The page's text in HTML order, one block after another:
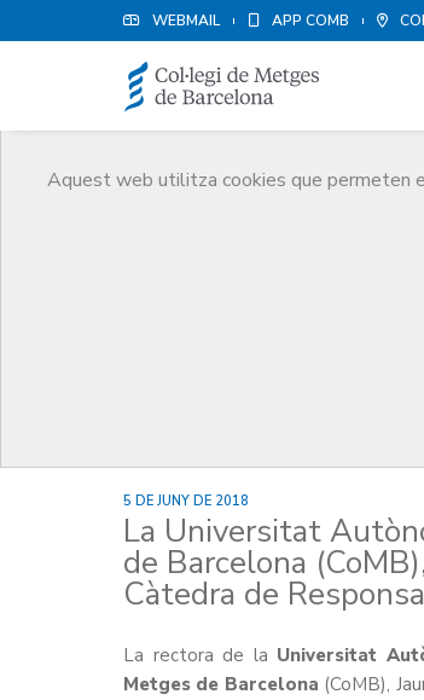
WEBMAIL APP COMB
Aquest web utilitza cookies que permeten
5 DE JUNY DE 2018
La Universitat
de Barcelona
Càtedra de
La rectora de la Universitat
Metges de Barcelona (CoMB),